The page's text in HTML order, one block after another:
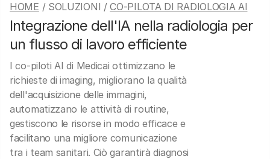
HOME / SOLUZIONI /CO-PILOTA DI RADIOLOGIA AI
Integrazione dell'IA nella radiologia per
un flusso di lavoro efficiente
I co-piloti AI di Medicai ottimizzano le
richieste di imaging, migliorano la qualità
dell'acquisizione delle immagini,
automatizzano le attività di routine,
gestiscono le risorse in modo efficace e
facilitano una migliore comunicazione
tra i team sanitari. Ciò garantirà diagnosi